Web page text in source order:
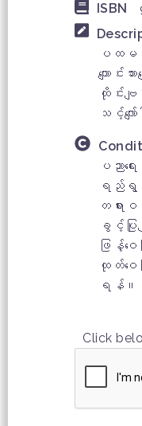
ISBN
ပထမ
ကျောင်းသ
ထိုင်းဗ
သင့်လျ
ပညာရ
ရည်ရွ
တရား
ခွင့်ပ
ဖြန့်ဝ
ထုတ်ဝေ
ရန်။
Click